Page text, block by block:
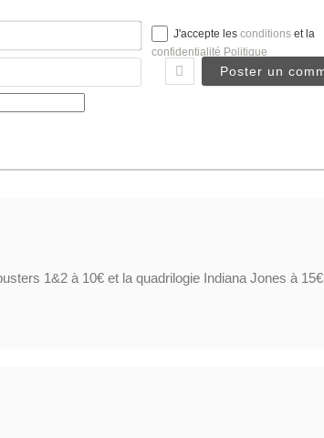
Nom*
J'accepte les conditions et la
confidentialité Politique
1&2 à 10€ et la quadrilogie Indiana Jones à 15€